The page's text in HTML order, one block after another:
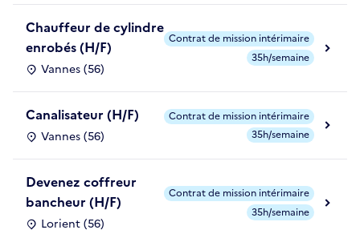
Chauffeur de cylindre
enrobés (H/F)
Vannes (56)
Contrat de mission intérimaire
35h/semaine
Canalisateur (H/F)
Vannes (56)
Contrat de mission intérimaire
35h/semaine
Devenez coffreur
bancheur (H/F)
Lorient (56)
Contrat de mission intérimaire
35h/semaine